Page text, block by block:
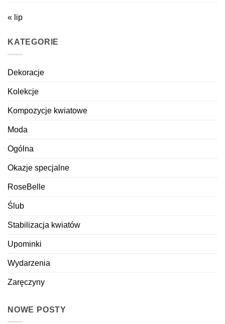
« lip
KATEGORIE
Dekoracje
Kolekcje
Kompozycje kwiatowe
Moda
Ogólna
Okazje specjalne
RoseBelle
Ślub
Stabilizacja kwiatów
Upominki
Wydarzenia
Zaręczyny
NOWE POSTY